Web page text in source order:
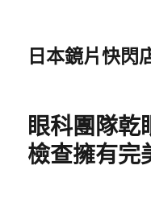
日本鏡片快閃
眼科團隊乾
檢查擁有完